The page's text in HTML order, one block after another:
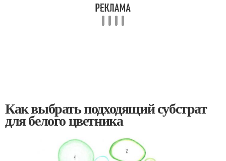
Как выбрать подходящий субстрат
для белого цветника